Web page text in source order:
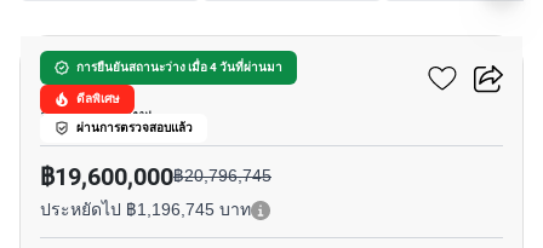
การยืนยันสถานะว่าง เมื่อ 4 วันที่ผ่านมา
ดีลพิเศษ
ผ่านการตรวจสอบแล้ว
ดิ อินฟินิตี้ คอนโดมิเนียม
สีลม, กรุงเทพ
฿19,600,000฿20,796,745
ประหยัดไป ฿1,196,745 บาท